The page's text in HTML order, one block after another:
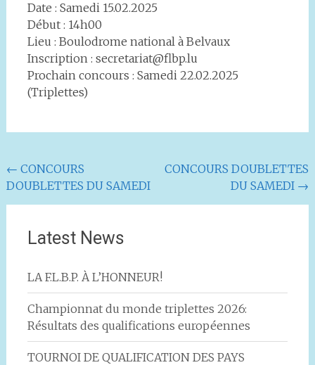
Date : Samedi 15.02.2025
Début : 14h00
Lieu : Boulodrome national à Belvaux
Inscription : secretariat@flbp.lu
Prochain concours : Samedi 22.02.2025
(Triplettes)
Navigation
de
← CONCOURS
DOUBLETTES DU SAMEDI
CONCOURS DOUBLETTES
DU SAMEDI →
Latest News
LA F.L.B.P. À L’HONNEUR!
Championnat du monde triplettes 2026:
Résultats des qualifications européennes
TOURNOI DE QUALIFICATION DES PAYS